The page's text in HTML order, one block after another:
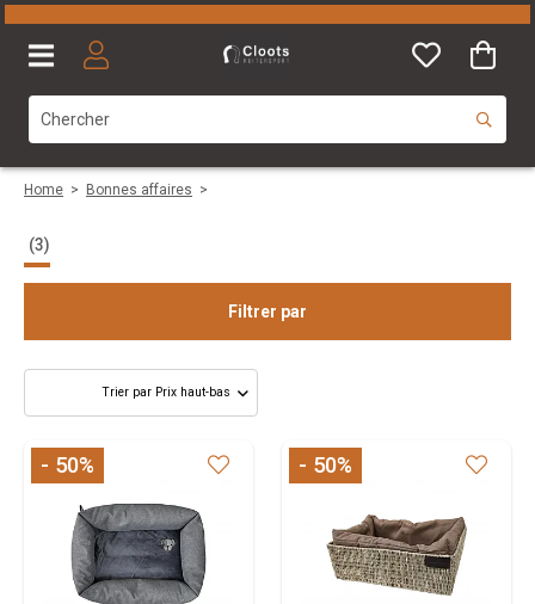
Home > Bonnes affaires >
(3)
Filtrer par
Marque
Couleurs
- 50% - 50%